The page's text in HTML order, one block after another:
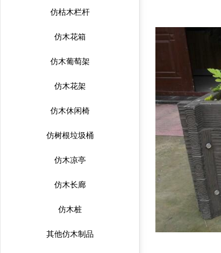
仿枯木栏杆
仿木花箱
仿木葡萄架
仿木花架
仿木休闲椅
仿树根垃圾桶
仿木凉亭
仿木长廊
仿木桩
其他仿木制品